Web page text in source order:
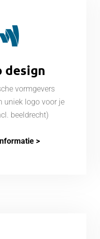
design
vormgevers
uniek logo voor je
beeldrecht)
>